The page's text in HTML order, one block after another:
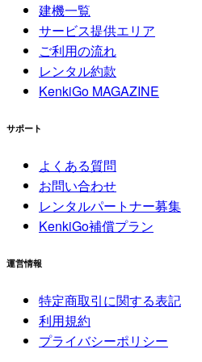
建機一覧
サービス提供エリア
ご利用の流れ
レンタル約款
KenkiGo MAGAZINE
サポート
よくある質問
お問い合わせ
レンタルパートナー募集
KenkiGo補償プラン
運営情報
特定商取引に関する表記
利用規約
プライバシーポリシー